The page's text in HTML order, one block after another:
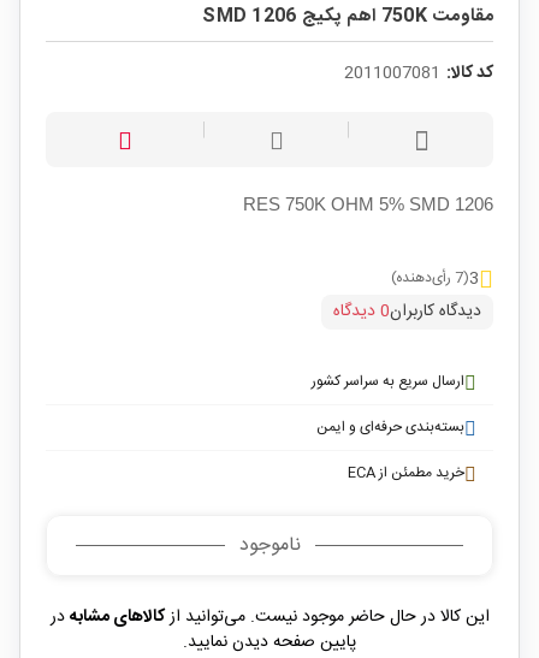
مقاومت 750K اهم پکیج SMD 1206
کد کالا: 2011007081
RES 750K OHM 5% SMD 1206
3(7 رأی‌دهنده)
دیدگاه کاربران0 دیدگاه
ارسال سریع به سراسر کشور
بسته‌بندی حرفه‌ای و ایمن
خرید مطمئن از ECA
ناموجود
این کالا در حال حاضر موجود نیست. می‌توانید ازکالاهای مشابهدر
پایین صفحه دیدن نمایید.